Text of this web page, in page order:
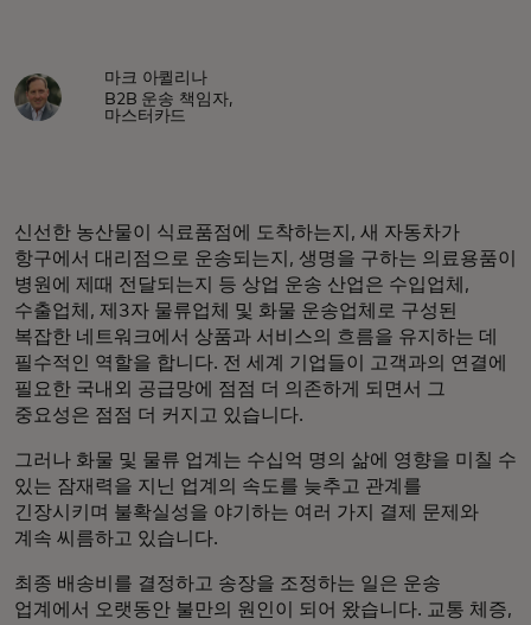
마크 아퀼리나
B2B 운송 책임자,
마스터카드
신선한 농산물이 식료품점에 도착하는지, 새 자동차가
항구에서 대리점으로 운송되는지, 생명을 구하는 의료용품이
병원에 제때 전달되는지 등 상업 운송 산업은 수입업체,
수출업체, 제3자 물류업체 및 화물 운송업체로 구성된
복잡한 네트워크에서 상품과 서비스의 흐름을 유지하는 데
필수적인 역할을 합니다. 전 세계 기업들이 고객과의 연결에
필요한 국내외 공급망에 점점 더 의존하게 되면서 그
중요성은 점점 더 커지고 있습니다.
그러나 화물 및 물류 업계는 수십억 명의 삶에 영향을 미칠 수
있는 잠재력을 지닌 업계의 속도를 늦추고 관계를
긴장시키며 불확실성을 야기하는 여러 가지 결제 문제와
계속 씨름하고 있습니다.
최종 배송비를 결정하고 송장을 조정하는 일은 운송
업계에서 오랫동안 불만의 원인이 되어 왔습니다. 교통 체증,